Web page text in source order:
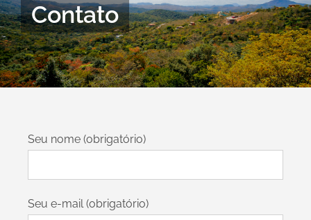
Contato
Seu nome (obrigatório)
Seu e-mail (obrigatório)